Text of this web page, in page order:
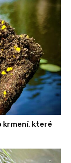
krmení, které